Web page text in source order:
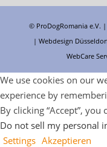
© ProDogRomania e.V.
| Webdesign
WebCare
We use cookies on our
experience by
By clicking “Accept”,
Do not sell my personal
Settings Akzeptieren